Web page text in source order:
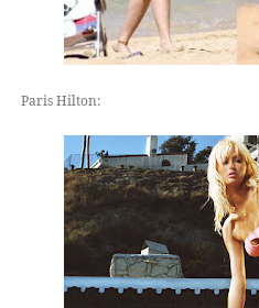
Paris Hilton: